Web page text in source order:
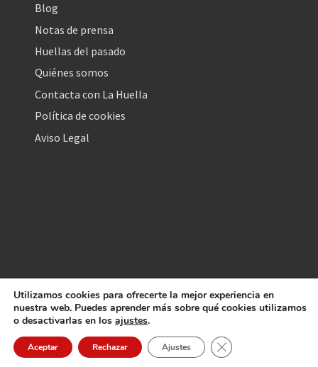
Blog
Notas de prensa
Huellas del pasado
Quiénes somos
Contacta con La Huella
Política de cookies
Aviso Legal
© 2026La Huella Digital– Todos los derechos reservados
Utilizamos cookies para ofrecerte la mejor experiencia en
nuestra web. Puedes aprender más sobre qué cookies utilizamos
o desactivarlas en los ajustes.
Aceptar Rechazar Ajustes Cerrar el banner de